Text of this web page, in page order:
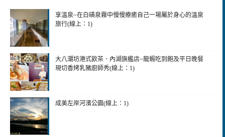
享溫泉~在白磺泉霧中慢慢療癒自己一場屬於身心的溫泉
旅行(線上：1)
大八潮坊港式飲茶．內湖旗艦店~龍蝦吃到飽及平日晚餐
現切香烤乳豬廚師秀(線上：1)
成美左岸河濱公園(線上：1)